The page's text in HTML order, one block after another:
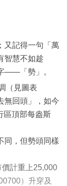
又記得一句「萬
智慧不如趁
——「勢」。
（見圖表
無回頭」，如今
區頂部每盎斯
同，但勢頭同樣
計重上25,000
）升穿及